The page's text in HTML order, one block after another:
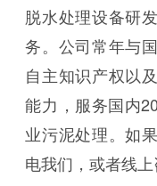
脱水处理设备研
务。公司常年与
自主知识产权以
能力，服务国内
业污泥处理。如
电我们，或者线上